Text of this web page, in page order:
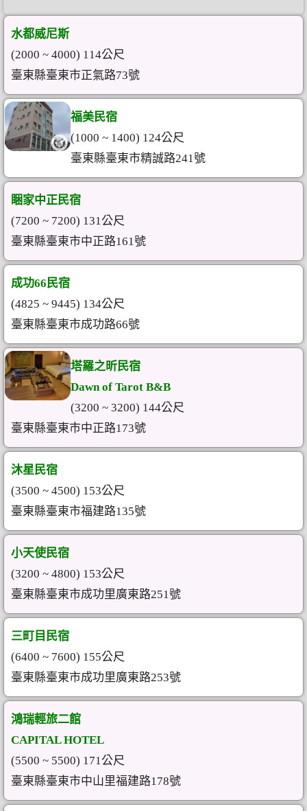
水都威尼斯
(2000 ~ 4000) 114公尺
臺東縣臺東市正氣路73號
福美民宿
(1000 ~ 1400) 124公尺
臺東縣臺東市精誠路241號
睏家中正民宿
(7200 ~ 7200) 131公尺
臺東縣臺東市中正路161號
成功66民宿
(4825 ~ 9445) 134公尺
臺東縣臺東市成功路66號
塔羅之昕民宿
Dawn of Tarot B&B
(3200 ~ 3200) 144公尺
臺東縣臺東市中正路173號
沐星民宿
(3500 ~ 4500) 153公尺
臺東縣臺東市福建路135號
小天使民宿
(3200 ~ 4800) 153公尺
臺東縣臺東市成功里廣東路251號
三町目民宿
(6400 ~ 7600) 155公尺
臺東縣臺東市成功里廣東路253號
鴻瑞輕旅二館
CAPITAL HOTEL
(5500 ~ 5500) 171公尺
臺東縣臺東市中山里福建路178號